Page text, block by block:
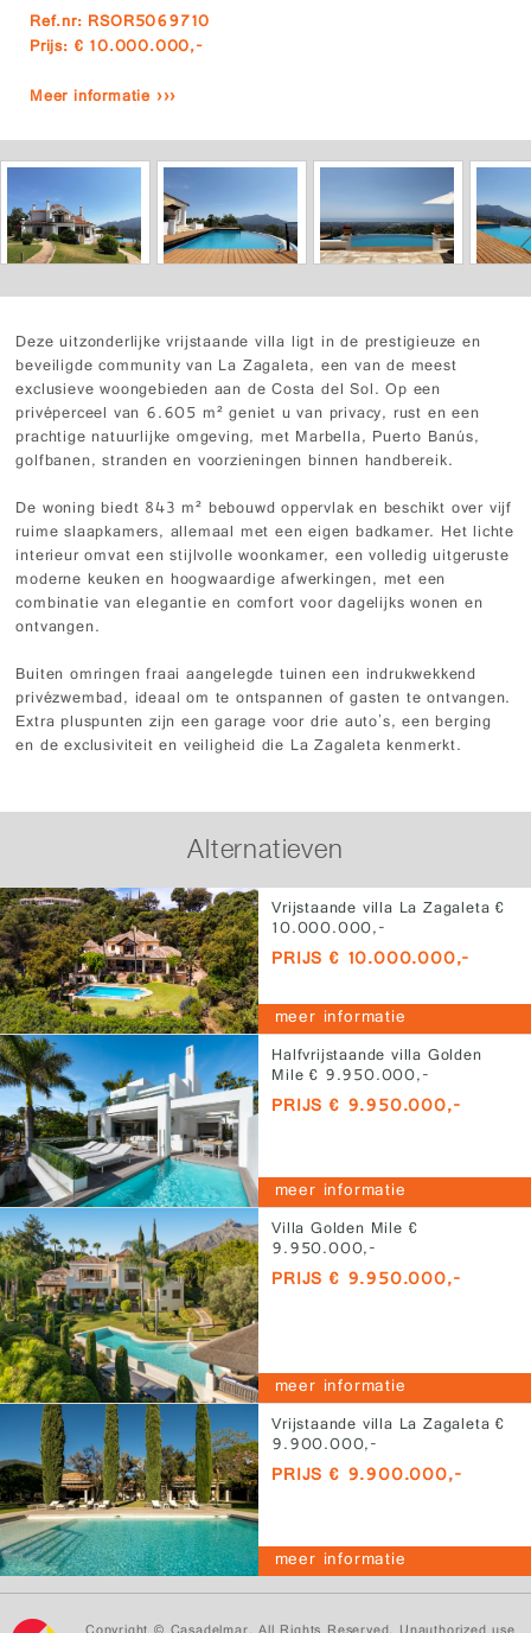
Ref.nr: RSOR5069710
Prijs: € 10.000.000,-
Meer informatie ›››
Deze uitzonderlijke vrijstaande villa ligt in de prestigieuze en
beveiligde community van La Zagaleta, een van de meest
exclusieve woongebieden aan de Costa del Sol. Op een
privéperceel van 6.605 m² geniet u van privacy, rust en een
prachtige natuurlijke omgeving, met Marbella, Puerto Banús,
golfbanen, stranden en voorzieningen binnen handbereik.
De woning biedt 843 m² bebouwd oppervlak en beschikt over vijf
ruime slaapkamers, allemaal met een eigen badkamer. Het lichte
interieur omvat een stijlvolle woonkamer, een volledig uitgeruste
moderne keuken en hoogwaardige afwerkingen, met een
combinatie van elegantie en comfort voor dagelijks wonen en
ontvangen.
Buiten omringen fraai aangelegde tuinen een indrukwekkend
privézwembad, ideaal om te ontspannen of gasten te ontvangen.
Extra pluspunten zijn een garage voor drie auto's, een berging
en de exclusiviteit en veiligheid die La Zagaleta kenmerkt.
Alternatieven
Vrijstaande villa La Zagaleta €
10.000.000,-
PRIJS € 10.000.000,-
meer informatie
Halfvrijstaande villa Golden
Mile € 9.950.000,-
PRIJS € 9.950.000,-
meer informatie
Villa Golden Mile €
9.950.000,-
PRIJS € 9.950.000,-
meer informatie
Vrijstaande villa La Zagaleta €
9.900.000,-
PRIJS € 9.900.000,-
meer informatie